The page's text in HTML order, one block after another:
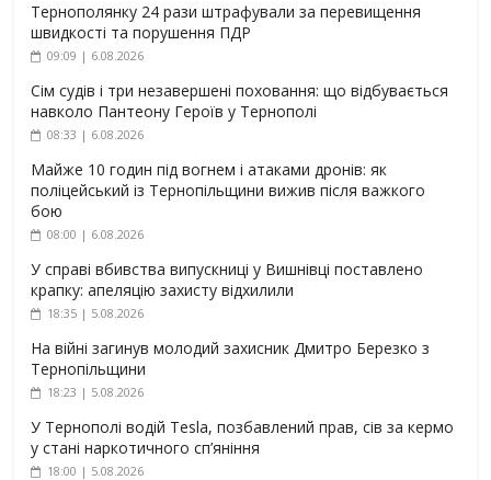
Тернополянку 24 рази штрафували за перевищення
швидкості та порушення ПДР
09:09 | 6.08.2026
Сім судів і три незавершені поховання: що відбувається
навколо Пантеону Героїв у Тернополі
08:33 | 6.08.2026
Майже 10 годин під вогнем і атаками дронів: як
поліцейський із Тернопільщини вижив після важкого
бою
08:00 | 6.08.2026
У справі вбивства випускниці у Вишнівці поставлено
крапку: апеляцію захисту відхилили
18:35 | 5.08.2026
На війні загинув молодий захисник Дмитро Березко з
Тернопільщини
18:23 | 5.08.2026
У Тернополі водій Tesla, позбавлений прав, сів за кермо
у стані наркотичного сп’яніння
18:00 | 5.08.2026